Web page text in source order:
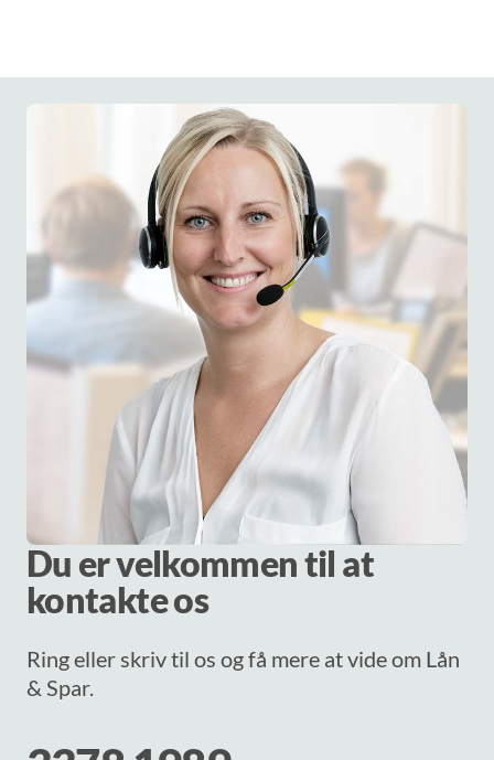
Du er velkommen til at
kontakte os
Ring eller skriv til os og få mere at vide om Lån
& Spar.